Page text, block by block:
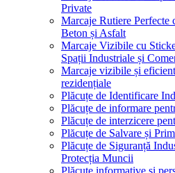
Private
Marcaje Rutiere Perfecte
Beton și Asfalt
Marcaje Vizibile cu
Spații Industriale și
Marcaje vizibile și
rezidențiale
Plăcuțe de Identificare
Plăcuțe de informare
Plăcuțe de interzicere
Plăcuțe de Salvare și
Plăcuțe de Siguranță
Protecția Muncii
Plăcuțe informative și